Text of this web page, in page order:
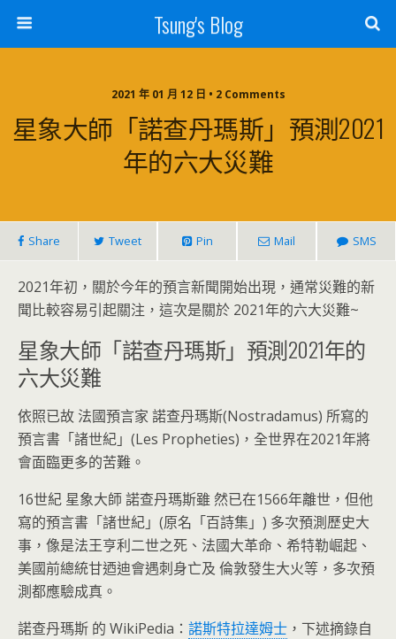
Tsung's Blog
2021 年 01 月 12 日 • 2 Comments
星象大師「諾查丹瑪斯」預測2021
年的六大災難
Share Tweet Pin Mail SMS
2021年初，關於今年的預言新聞開始出現，通常災難的新
聞比較容易引起關注，這次是關於 2021年的六大災難~
星象大師「諾查丹瑪斯」預測2021年的
六大災難
依照已故 法國預言家 諾查丹瑪斯(Nostradamus) 所寫的
預言書「諸世紀」(Les Propheties)，全世界在2021年將
會面臨更多的苦難。
16世紀 星象大師 諾查丹瑪斯雖 然已在1566年離世，但他
寫的預言書「諸世紀」(原名「百詩集」) 多次預測歷史大
事，像是法王亨利二世之死、法國大革命、希特勒崛起、
美國前總統甘迺迪會遇刺身亡及 倫敦發生大火等，多次預
測都應驗成真。
諾查丹瑪斯 的 WikiPedia： 諾斯特拉達姆士 ，下述摘錄自